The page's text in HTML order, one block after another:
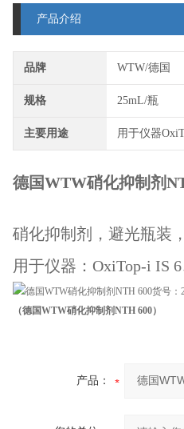
产品介绍
品牌 WTW/德国
规格 25mL/瓶
主要用途 用于仪器
德国WTW硝化抑制剂
硝化抑制剂，避光瓶装
用于仪器：OxiTop-i IS
（德国WTW硝化抑制剂NTH 600）
产品：